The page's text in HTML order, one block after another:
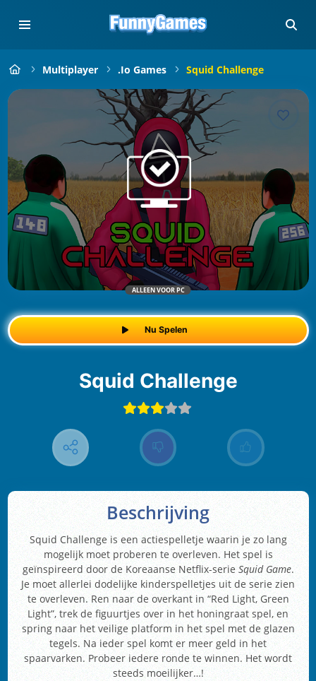
Multiplayer .io Games Squid Challenge
ALLEEN VOOR PC
Nu Spelen
Squid Challenge
Beschrijving
Squid Challenge is een actiespelletje waarin je zo lang
mogelijk moet proberen te overleven. Het spel is
geïnspireerd door de Koreaanse Netflix-serie Squid Game.
Je moet allerlei dodelijke kinderspelletjes uit de serie zien
te overleven. Ren naar de overkant in “Red Light, Green
Light”, trek de figuurtjes over in het honingraat spel, en
spring naar het veilige platform in het spel met de glazen
tegels. Na ieder spel komt er meer geld in het
spaarvarken. Probeer iedere ronde te winnen. Het wordt
steeds moeilijker…!